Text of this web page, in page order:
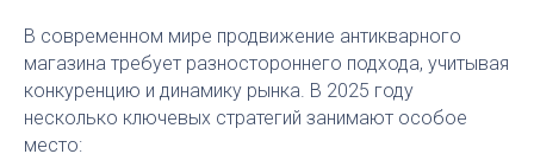
В современном мире продвижение антикварного
магазина требует разностороннего подхода, учитывая
конкуренцию и динамику рынка. В 2025 году
несколько ключевых стратегий занимают особое
место: